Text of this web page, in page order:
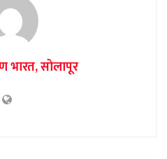
भारत, सोलापूर